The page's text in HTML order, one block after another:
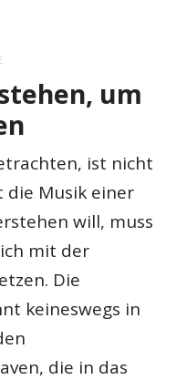
um
ist nicht
die Musik einer
will, muss
mit der
Die
keineswegs in
die in das